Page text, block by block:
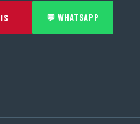
💬 WHATSAPP